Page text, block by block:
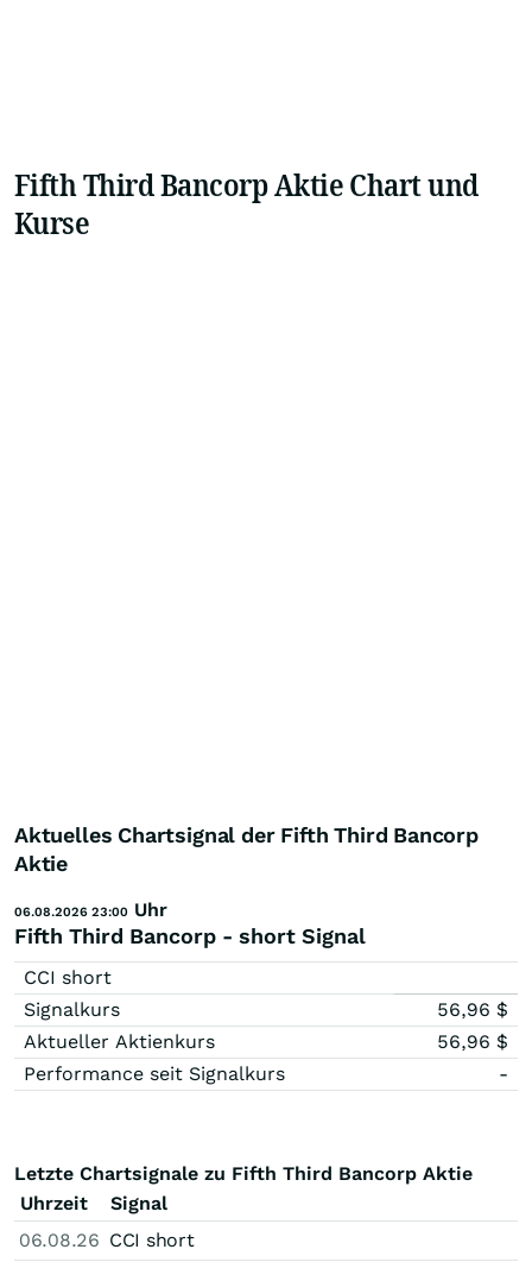
Fifth Third Bancorp Aktie Chart und
Kurse
Aktuelles Chartsignal der Fifth Third Bancorp
Aktie
06.08.2026 23:00 Uhr
Fifth Third Bancorp - short Signal
CCI short
Signalkurs
56,96 $
Aktueller Aktienkurs
56,96 $
Performance seit Signalkurs
-
Letzte Chartsignale zu Fifth Third Bancorp Aktie
Uhrzeit
Signal
06.08.26 CCI short